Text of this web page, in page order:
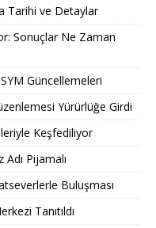
Tarihi ve Detaylar
Sonuçlar Ne Zaman
Güncellemeleri
Yürürlüğe Girdi
Keşfediliyor
Pijamalı
Buluşması
Tanıtıldı